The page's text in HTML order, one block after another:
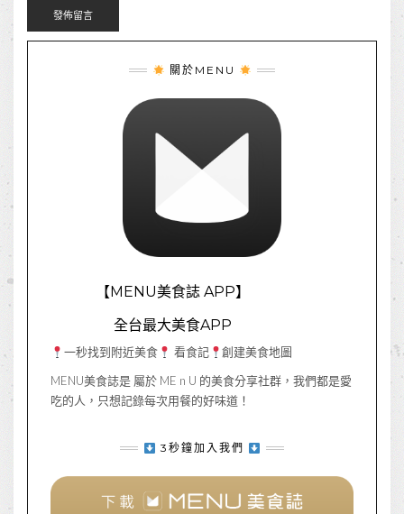
關於MENU
【MENU美食誌 APP】
全台最大美食APP
一秒找到附近美食 看食記
創建美食地圖
MENU美食誌是 屬於 ME n U 的美食分享社群，我們都是愛
吃的人，只想記錄每次用餐的好味道！
3秒鐘加入我們